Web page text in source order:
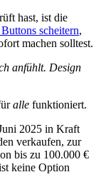
hast, ist die
scheitern,
machen solltest.
anfühlt. Design
alle funktioniert.
2025 in Kraft
verkaufen, zur
bis zu 100.000 €
keine Option